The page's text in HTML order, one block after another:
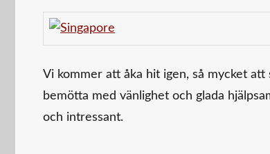
Vi kommer att åka hit igen, så mycket
bemötta med vänlighet och glada
och intressant.